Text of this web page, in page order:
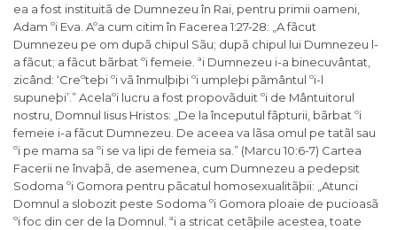
ea a fost instituitã de Dumnezeu în Rai, pentru primii oameni,
Adam ºi Eva. Aºa cum citim în Facerea 1:27-28: „A fãcut
Dumnezeu pe om dupã chipul Sãu; dupã chipul lui Dumnezeu l-
a fãcut; a fãcut bãrbat ºi femeie. ªi Dumnezeu i-a binecuvântat,
zicând: ‘Creºteþi ºi vã înmulþiþi ºi umpleþi pãmântul ºi-l
supuneþi’.” Acelaºi lucru a fost propovãduit ºi de Mântuitorul
nostru, Domnul Iisus Hristos: „De la începutul fãpturii, bãrbat ºi
femeie i-a fãcut Dumnezeu. De aceea va lãsa omul pe tatãl sau
ºi pe mama sa ºi se va lipi de femeia sa.” (Marcu 10:6-7) Cartea
Facerii ne învaþã, de asemenea, cum Dumnezeu a pedepsit
Sodoma ºi Gomora pentru pãcatul homosexualitãþii: „Atunci
Domnul a slobozit peste Sodoma ºi Gomora ploaie de pucioasã
ºi foc din cer de la Domnul. ªi a stricat cetãþile acestea, toate